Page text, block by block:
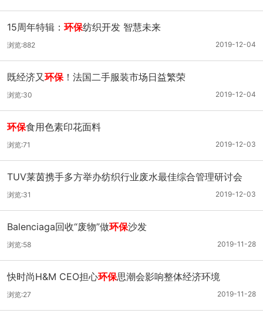
15周年特辑： 环保纺织开发 智慧未来
2019-12-04
浏览:882
既经济又环保！法国二手服装市场日益繁荣
2019-12-04
浏览:30
环保食用色素印花面料
2019-12-03
浏览:71
TUV莱茵携手多方举办纺织行业废水最佳综合管理研讨会
2019-12-03
浏览:31
Balenciaga回收“废物”做环保沙发
2019-11-28
浏览:58
快时尚H&M CEO担心环保思潮会影响整体经济环境
2019-11-28
浏览:27